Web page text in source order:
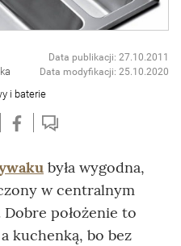
Data publikacji: 27.10.2011
Data modyfikacji: 25.10.2020
i baterie
była wygodna,
w centralnym
położenie to
kuchenką, bo bez